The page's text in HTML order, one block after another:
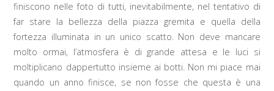
finiscono nelle foto di tutti, inevitabilmente, nel tentativo di
far stare la bellezza della piazza gremita e quella della
fortezza illuminata in un unico scatto. Non deve mancare
molto ormai, l’atmosfera è di grande attesa e le luci si
moltiplicano dappertutto insieme ai botti. Non mi piace mai
quando un anno finisce, se non fosse che questa è una